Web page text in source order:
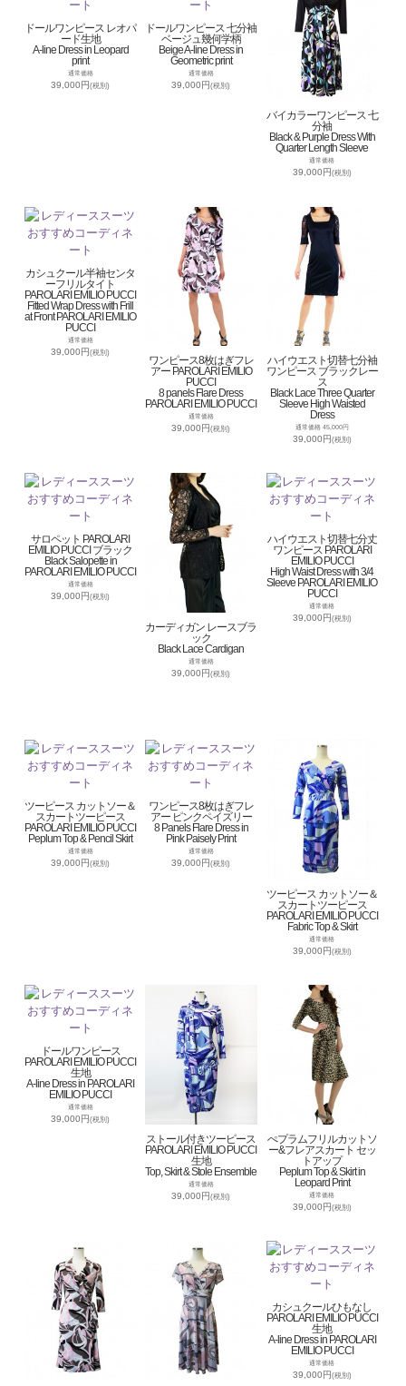
ドールワンピース レオパ
ード生地
A-line Dress in Leopard
print
通常価格
39,000円(税別)
ドールワンピース 七分袖
ベージュ幾何学柄
Beige A-line Dress in
Geometric print
通常価格
39,000円(税別)
バイカラーワンピース 七
分袖
Black & Purple Dress With
Quarter Length Sleeve
通常価格
39,000円(税別)
カシュクール半袖センタ
ーフリルタイト
PAROLARI EMILIO PUCCI
Fitted Wrap Dress with Frill
at Front PAROLARI EMILIO
PUCCI
通常価格
39,000円(税別)
ワンピース8枚はぎフレ
アー PAROLARI EMILIO
PUCCI
8 panels Flare Dress
PAROLARI EMILIO PUCCI
通常価格
39,000円(税別)
ハイウエスト切替七分袖
ワンピース ブラックレー
ス
Black Lace Three Quarter
Sleeve High Waisted
Dress
通常価格 45,000円
39,000円(税別)
サロペット PAROLARI
EMILIO PUCCI ブラック
Black Salopette in
PAROLARI EMILIO PUCCI
通常価格
39,000円(税別)
カーディガン レースブラ
ック
Black Lace Cardigan
通常価格
39,000円(税別)
ハイウエスト切替七分丈
ワンピース PAROLARI
EMILIO PUCCI
High Waist Dress with 3/4
Sleeve PAROLARI EMILIO
PUCCI
通常価格
39,000円(税別)
ツーピース カットソー＆
スカートツーピース
PAROLARI EMILIO PUCCI
Peplum Top & Pencil Skirt
通常価格
39,000円(税別)
ワンピース8枚はぎフレ
アー ピンクペイズリー
8 Panels Flare Dress in
Pink Paisely Print
通常価格
39,000円(税別)
ツーピース カットソー＆
スカートツーピース
PAROLARI EMILIO PUCCI
Fabric Top & Skirt
通常価格
39,000円(税別)
ドールワンピース
PAROLARI EMILIO PUCCI
生地
A-line Dress in PAROLARI
EMILIO PUCCI
通常価格
39,000円(税別)
ストール付きツーピース
PAROLARI EMILIO PUCCI
生地
Top, Skirt & Stole Ensemble
通常価格
39,000円(税別)
ぺプラムフリルカットソ
ー&フレアスカート セッ
トアップ
Peplum Top & Skirt in
Leopard Print
通常価格
39,000円(税別)
カシュクールひもなし
PAROLARI EMILIO PUCCI
生地
A-line Dress in PAROLARI
EMILIO PUCCI
通常価格
39,000円(税別)